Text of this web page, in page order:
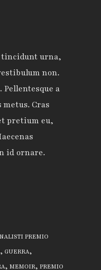
tincidunt urna,
non.
a
Cras
pretium eu,
id ornare.
PREMIO
, GUERRA,
, MEMOIR, PREMIO